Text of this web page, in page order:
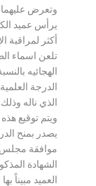
وتعرض عليهما
يرأس عميد
أكثر لمراقبة
تلعن اسماء
الهجائيه
الدرجة
الذي ناله
ويتم توقيع
يصدر بمنح
موافقة
الشهادة
العميد مبيناً